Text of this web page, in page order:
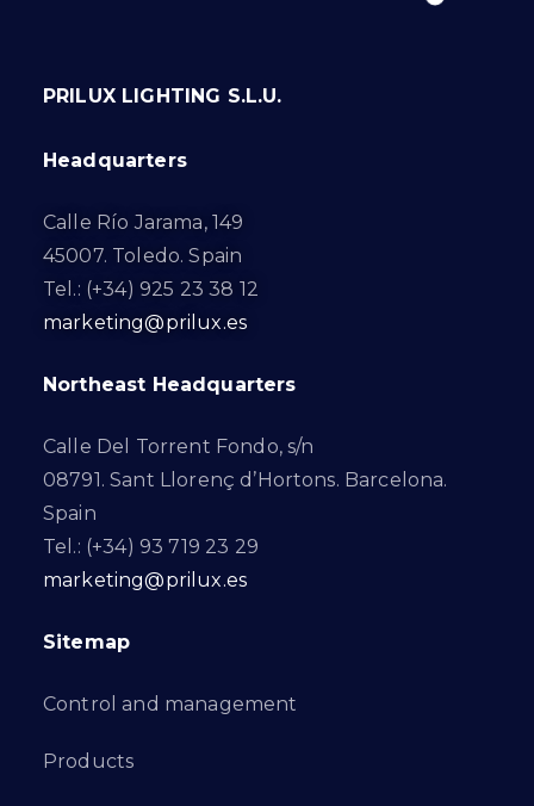
PRILUX LIGHTING S.L.U.
Headquarters
Calle Río Jarama, 149
45007. Toledo. Spain
Tel.: (+34) 925 23 38 12
marketing@prilux.es
Northeast Headquarters
Calle Del Torrent Fondo, s/n
08791. Sant Llorenç d’Hortons. Barcelona.
Spain
Tel.: (+34) 93 719 23 29
marketing@prilux.es
Sitemap
Control and management
Products